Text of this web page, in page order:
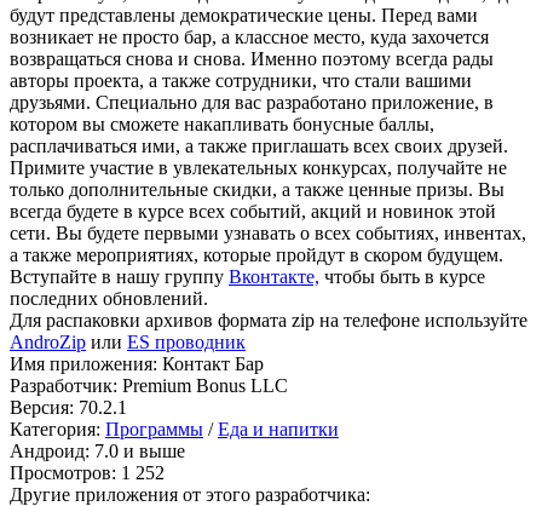
будут представлены демократические цены. Перед вами
возникает не просто бар, а классное место, куда захочется
возвращаться снова и снова. Именно поэтому всегда рады
авторы проекта, а также сотрудники, что стали вашими
друзьями. Специально для вас разработано приложение, в
котором вы сможете накапливать бонусные баллы,
расплачиваться ими, а также приглашать всех своих друзей.
Примите участие в увлекательных конкурсах, получайте не
только дополнительные скидки, а также ценные призы. Вы
всегда будете в курсе всех событий, акций и новинок этой
сети. Вы будете первыми узнавать о всех событиях, инвентах,
а также мероприятиях, которые пройдут в скором будущем.
Вступайте в нашу группу Вконтакте, чтобы быть в курсе
последних обновлений.
Для распаковки архивов формата zip на телефоне используйте
AndroZip или ES проводник
Имя приложения: Контакт Бар
Разработчик: Premium Bonus LLC
Версия: 70.2.1
Категория: Программы /Еда и напитки
Андроид: 7.0 и выше
Просмотров: 1 252
Другие приложения от этого разработчика: